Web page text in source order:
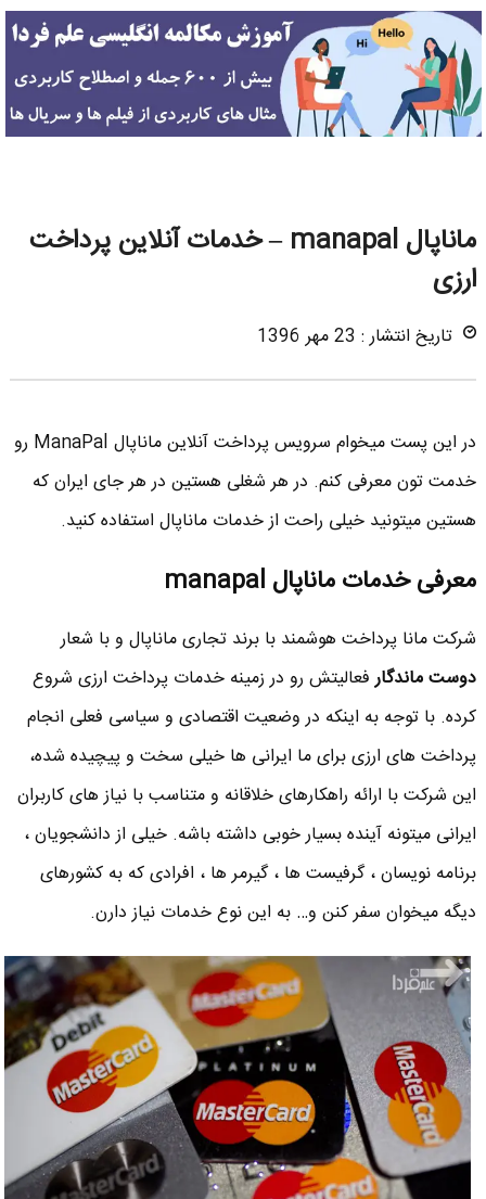
ماناپال manapal – خدمات آنلاین پرداخت
ارزی
تاریخ انتشار : 23 مهر 1396
در این پست میخوام سرویس پرداخت آنلاین ماناپال ManaPal رو
خدمت تون معرفی کنم. در هر شغلی هستین در هر جای ایران که
هستین میتونید خیلی راحت از خدمات ماناپال استفاده کنید.
معرفی خدمات ماناپال manapal
شرکت مانا پرداخت هوشمند با برند تجاری ماناپال و با شعار
دوست ماندگارفعالیتش رو در زمینه خدمات پرداخت ارزی شروع
کرده. با توجه به اینکه در وضعیت اقتصادی و سیاسی فعلی انجام
پرداخت های ارزی برای ما ایرانی ها خیلی سخت و پیچیده شده،
این شرکت با ارائه راهکارهای خلاقانه و متناسب با نیاز های کاربران
ایرانی میتونه آینده بسیار خوبی داشته باشه. خیلی از دانشجویان ،
برنامه نویسان ، گرفیست ها ، گیرمر ها ، افرادی که به کشورهای
دیگه میخوان سفر کنن و… به این نوع خدمات نیاز دارن.